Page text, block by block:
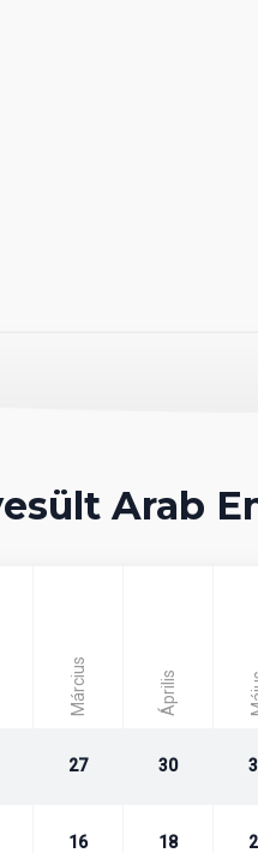
büférendszerben.
Arab
Március Április
27 30
16 18